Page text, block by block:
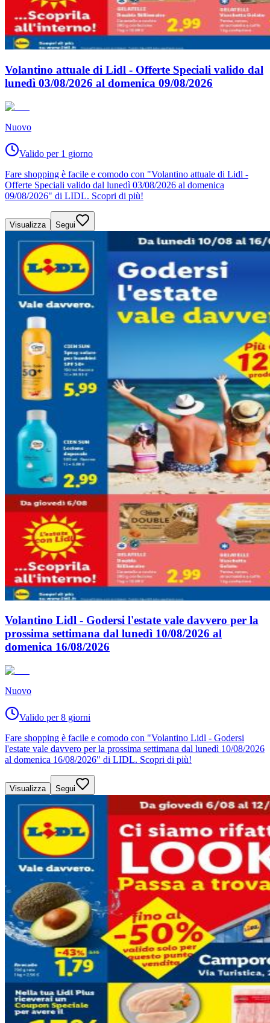
Volantino attuale di Lidl - Offerte Speciali valido dal
lunedì 03/08/2026 al domenica 09/08/2026
Nuovo
Valido per 1 giorno
Fare shopping è facile e comodo con "Volantino attuale di Lidl -
Offerte Speciali valido dal lunedì 03/08/2026 al domenica
09/08/2026" di LIDL. Scopri di più!
Visualizza Segui
Volantino Lidl - Godersi l'estate vale davvero per la
prossima settimana dal lunedì 10/08/2026 al
domenica 16/08/2026
Nuovo
Valido per 8 giorni
Fare shopping è facile e comodo con "Volantino Lidl - Godersi
l'estate vale davvero per la prossima settimana dal lunedì 10/08/2026
al domenica 16/08/2026" di LIDL. Scopri di più!
Visualizza Segui